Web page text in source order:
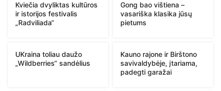
Kviečia dvyliktas kultūros
ir istorijos festivalis
„Radviliada“
Gong bao vištiena –
vasariška klasika jūsų
pietums
UKraina toliau daužo
„Wildberries“ sandėlius
Kauno rajone ir Birštono
savivaldybėje, įtariama,
padegti garažai